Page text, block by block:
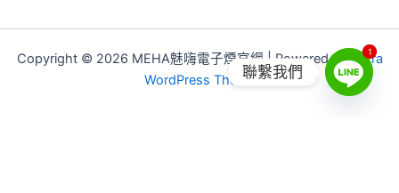
Copyright © 2026 MEHA魅嗨電子煙官網 | Powered byAstra
WordPress Theme聯繫我們
11